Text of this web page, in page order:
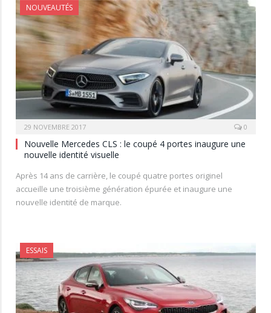
NOUVEAUTÉS
29 NOVEMBRE 2017 0
Nouvelle Mercedes CLS : le coupé 4 portes inaugure une
nouvelle identité visuelle
Après 14 ans de carrière, le coupé quatre portes originel
accueille une troisième génération épurée et inaugure une
nouvelle identité de marque.
ESSAIS